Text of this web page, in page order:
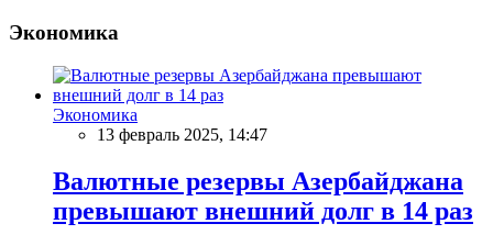
Экономика
Экономика
13 февраль 2025, 14:47
Валютные резервы Азербайджана
превышают внешний долг в 14 раз